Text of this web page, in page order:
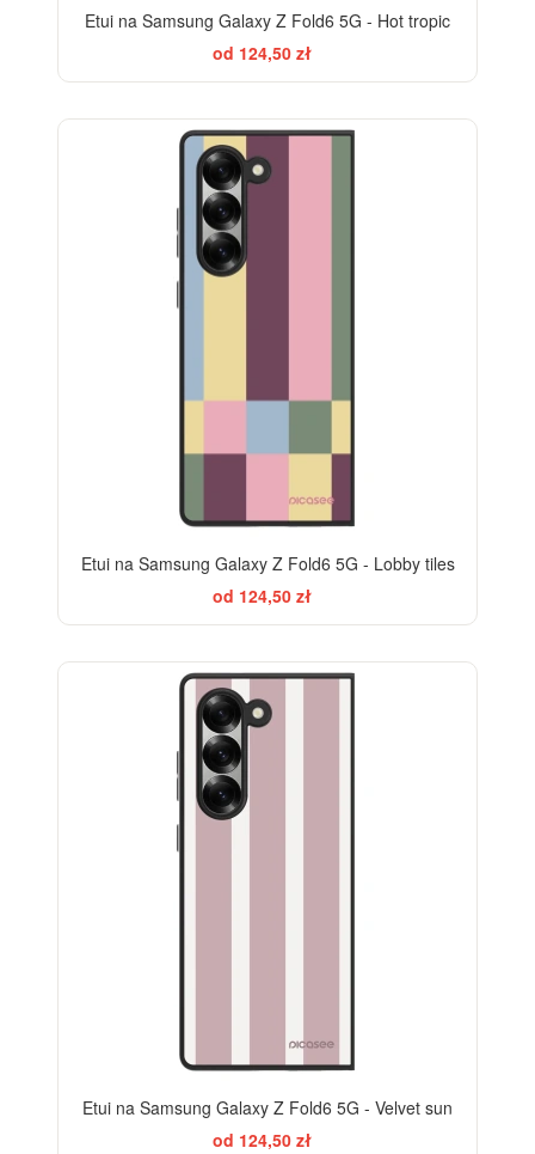
Etui na Samsung Galaxy Z Fold6 5G - Hot tropic
od 124,50 zł
Etui na Samsung Galaxy Z Fold6 5G - Lobby tiles
od 124,50 zł
Etui na Samsung Galaxy Z Fold6 5G - Velvet sun
od 124,50 zł